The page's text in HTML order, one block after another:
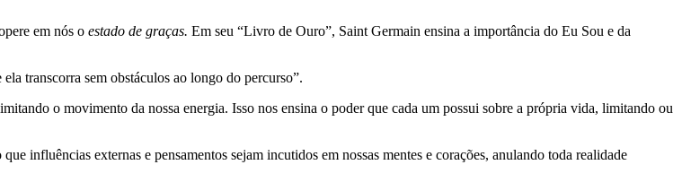
em nós o estado de graças. Em seu “Livro de Ouro”, Saint Germain ensina a importância do Eu Sou e da
transcorra sem obstáculos ao longo do percurso”.
o movimento da nossa energia. Isso nos ensina o poder que cada um possui sobre a própria vida, limitando ou
influências externas e pensamentos sejam incutidos em nossas mentes e corações, anulando toda realidade